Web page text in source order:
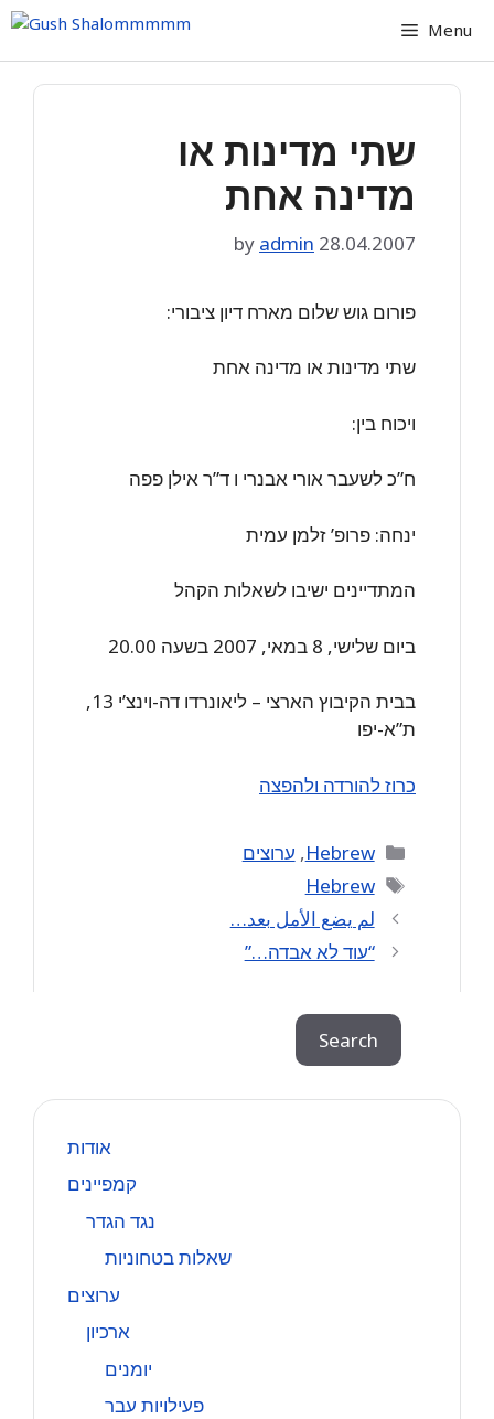
Skip
content
Menu
שתי מדינות או
מדינה אחת
28.04.2007
by admin
פורום גוש שלום מארח דיון ציבורי:
שתי מדינות או מדינה אחת
ויכוח בין:
ח”כ לשעבר אורי אבנרי ו ד”ר אילן פפה
ינחה: פרופ’ זלמן עמית
המתדיינים ישיבו לשאלות הקהל
ביום שלישי, 8 במאי, 2007 בשעה 20.00
בבית הקיבוץ הארצי – ליאונרדו דה-וינצ’י 13,
ת”א-יפו
כרוז להורדה ולהפצה
Categories
Hebrew
, ערוצים
Tags
Hebrew
لم يضع الأمل بعد…
“עוד לא אבדה…”
Search
אודות
קמפיינים
נגד הגדר
שאלות בטחוניות
ערוצים
ארכיון
יומנים
פעילויות עבר